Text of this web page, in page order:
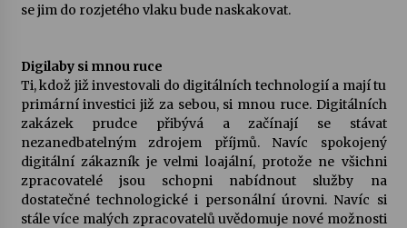
se jim do rozjetého vlaku bude naskakovat.
Digilaby si mnou ruce
Ti, kdož již investovali do digitálních technologií a mají tu
primární investici již za sebou, si mnou ruce. Digitálních
zakázek prudce přibývá a začínají se stávat
nezanedbatelným zdrojem příjmů. Navíc spokojený
digitální zákazník je velmi loajální, protože ne všichni
zpracovatelé jsou schopni nabídnout služby na
dostatečné technologické i personální úrovni. Navíc si
stále více malých zpracovatelů uvědomuje nové možnosti